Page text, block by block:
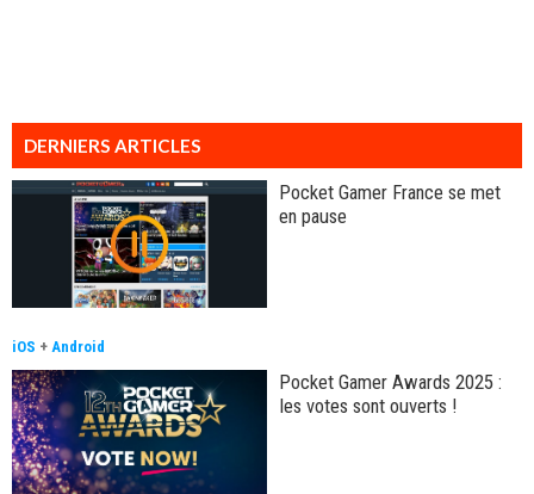
DERNIERS ARTICLES
Pocket Gamer France se met
en pause
iOS + Android
Pocket Gamer Awards 2025 :
les votes sont ouverts !